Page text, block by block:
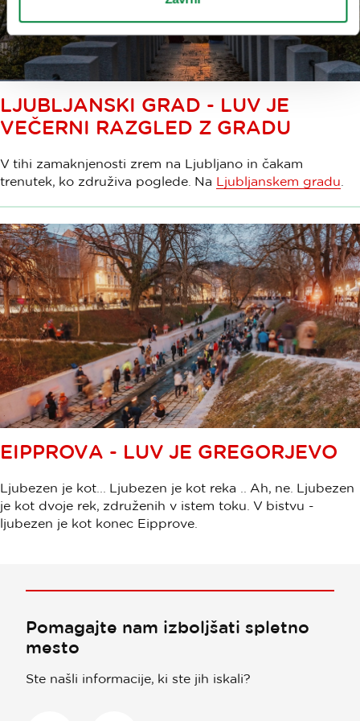
LJUBLJANSKI GRAD - LUV JE
VEČERNI RAZGLED Z GRADU
V tihi zamaknjenosti zrem na Ljubljano in čakam
trenutek, ko združiva poglede. Na Ljubljanskem gradu
EIPPROVA - LUV JE GREGORJEVO
Ljubezen je kot... Ljubezen je kot reka .. Ah, ne. Ljubezen
je kot dvoje rek, združenih v istem toku. V bistvu -
ljubezen je kot konec Eipprove.
Pomagajte nam izboljšati spletno
mesto
Ste našli informacije, ki ste jih iskali?